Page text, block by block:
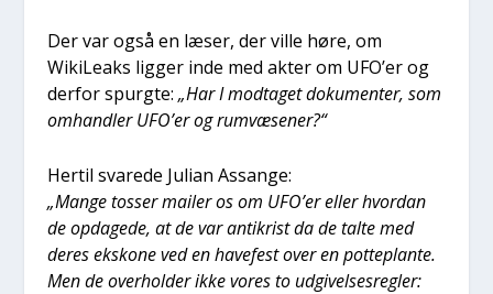
Der var også en læser, der vil­le høre, om
WikiLe­aks lig­ger inde med akter om UFO’er og
der­for spurg­te: „Har I mod­ta­get doku­men­ter, som
omhand­ler UFO’er og rumvæ­se­ner?“
Her­til sva­re­de Juli­an Assan­ge:
„Man­ge tos­ser mai­ler os om UFO’er eller hvor­dan
de opda­ge­de, at de var antik­rist da de tal­te med
deres eks­ko­ne ved en have­fest over en pot­te­plan­te.
Men de over­hol­der ikke vores to udgi­vel­ses­reg­ler: